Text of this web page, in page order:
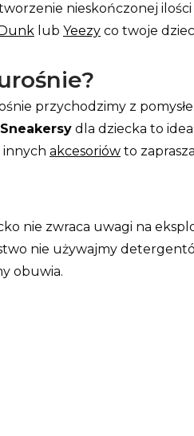
nieskończonej
lub Yeezy co twoje
przychodzimy z
Sneakersy dla dziecka to
innych akcesoriów to
nie zwraca uwagi na
nie używajmy
obuwia.